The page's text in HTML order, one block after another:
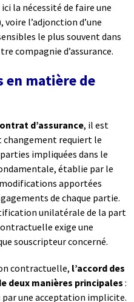
la nécessité de faire une
voire l’adjonction d’une
le plus souvent dans
compagnie d’assurance.
en matière de
d’assurance, il est
requiert le
impliquées dans le
établie par le
apportées
de chaque partie.
unilatérale de la part
exige une
souscripteur concerné.
contractuelle, l’accord des
deux manières principales :
une acceptation implicite.